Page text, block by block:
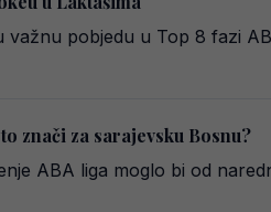
važnu pobjedu u Top 8 fazi
znači za sarajevsku Bosnu?
ABA liga moglo bi od